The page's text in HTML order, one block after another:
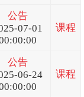
公告
07-01
课程
公告
06-24
课程